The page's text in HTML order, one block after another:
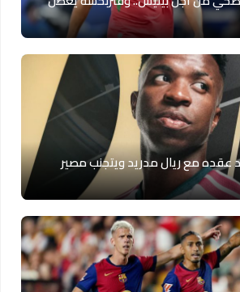
مع ريال مدريد ويتجنب مصير